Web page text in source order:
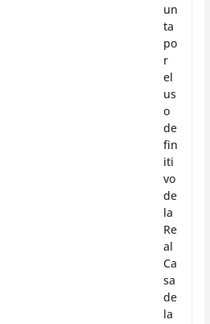
un
ta
po
r
el
us
o
de
fin
iti
vo
de
la
Re
al
Ca
sa
de
la